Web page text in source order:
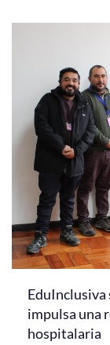
EduInclusiva
impulsa una
hospitalaria